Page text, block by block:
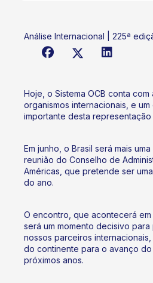
Análise Internacional | 225ª
Hoje, o Sistema OCB conta com
organismos internacionais, e
importante desta representação
Em junho, o Brasil será mais
reunião do Conselho de
Américas, que pretende ser
do ano.
O encontro, que acontecerá em
será um momento decisivo para
nossos parceiros
do continente para o avanço
próximos anos.